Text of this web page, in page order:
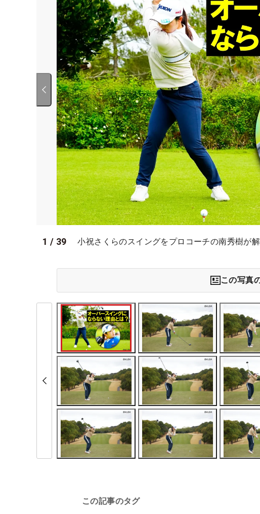
1 / 39 小祝さくらのスイングをプロコーチの南秀樹が
この写真
この記事のタグ